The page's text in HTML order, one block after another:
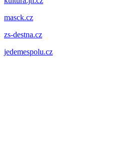
masck.cz
zs-destna.cz
jedemespolu.cz